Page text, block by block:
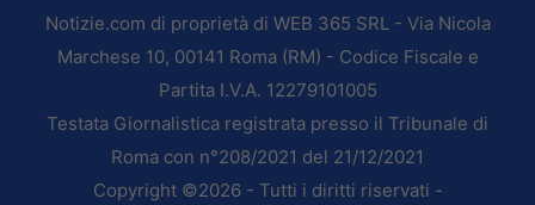
Notizie.com di proprietà di WEB 365 SRL - Via Nicola
Marchese 10, 00141 Roma (RM) - Codice Fiscale e
Partita I.V.A. 12279101005
Testata Giornalistica registrata presso il Tribunale di
Roma con n°208/2021 del 21/12/2021
Copyright ©2026 - Tutti i diritti riservati -